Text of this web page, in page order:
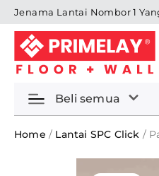
Skip
to
content
Jenama Lantai Nombor 1
Beli semua
Home / Lantai SPC Click /